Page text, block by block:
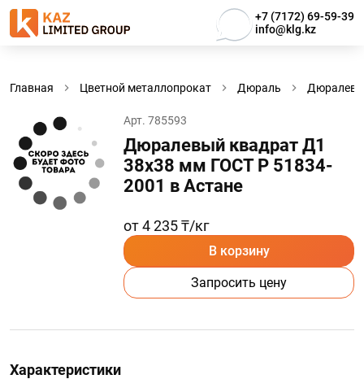
+7 (7172) 69-59-39
info@klg.kz
Главная Цветной металлопрокат Дюраль
Арт. 785593
Дюралевый квадрат Д1
38х38 мм ГОСТ Р 51834-
2001 в Астанe
от 4 235 ₸/кг
В корзину
Запросить цену
Характеристики